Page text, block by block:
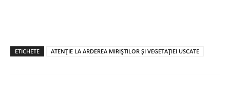
ETICHETE ATENȚIE LA ARDEREA MIRIȘTILOR ȘI VEGETAȚIEI USCATE